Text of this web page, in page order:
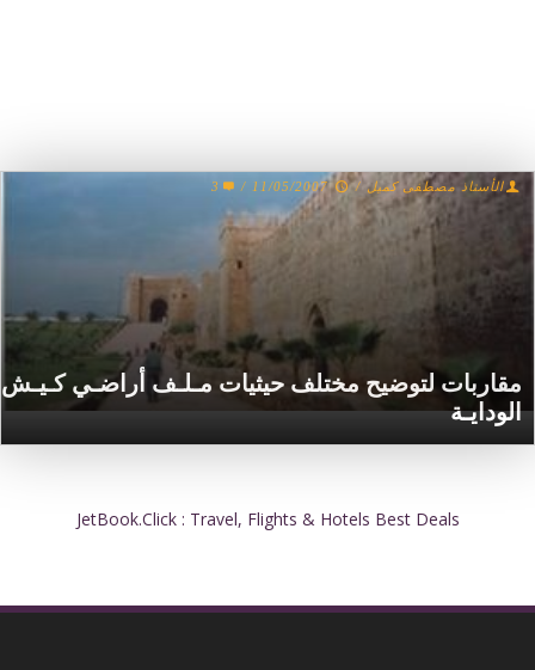
مقاربات لتوضيح مختلف حيثيات مـلـف أراضـي كـيـش
الودايـة
الأستاذ مصطفى كميل /
11/05/2007
/
3
JetBook.Click : Travel, Flights & Hotels Best Deals